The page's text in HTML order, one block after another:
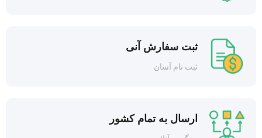
ثبت سفارش آنی
ثبت نام آسان
ارسال به تمام کشور